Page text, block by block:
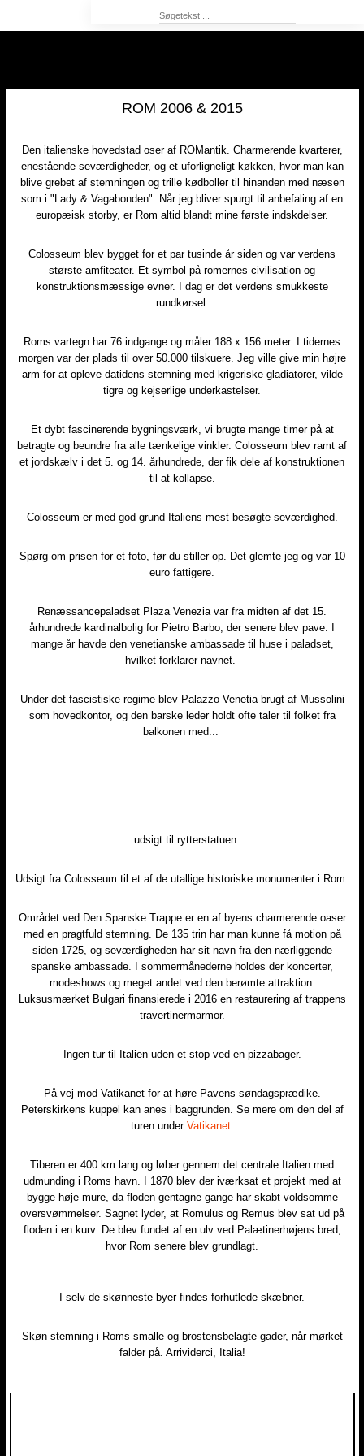
ROM 2006 & 2015
​Den italienske hovedstad oser af ROMantik. Charmerende kvarterer,
enestående seværdigheder, og et uforligneligt køkken, hvor man kan
blive grebet af stemningen og trille kødboller til hinanden med næsen
som i "Lady & Vagabonden". Når jeg bliver spurgt til anbefaling af en
europæisk storby, er Rom altid blandt mine første indskdelser.
Colosseum blev bygget for et par tusinde år siden og var verdens
største amfiteater. Et symbol på romernes civilisation og
konstruktionsmæssige evner. I dag er det verdens smukkeste
rundkørsel.
Roms vartegn har 76 indgange og måler 188 x 156 meter. I tidernes
morgen var der plads til over 50.000 tilskuere. Jeg ville give min højre
arm for at opleve datidens stemning med krigeriske gladiatorer, vilde
tigre og kejserlige underkastelser.
Et dybt fascinerende bygningsværk, vi brugte mange timer på at
betragte og beundre fra alle tænkelige vinkler. Colosseum blev ramt af
et jordskælv i det 5. og 14. århundrede, der fik dele af konstruktionen
til at kollapse.
Colosseum er med god grund Italiens mest besøgte seværdighed.
Spørg om prisen for et foto, før du stiller op. Det glemte jeg og var 10
euro fattigere.
Renæssancepaladset Plaza Venezia var fra midten af det 15.
århundrede kardinalbolig for Pietro Barbo, der senere blev pave. I
mange år havde den venetianske ambassade til huse i paladset,
hvilket forklarer navnet.
​Under det fascistiske regime blev Palazzo Venetia brugt af Mussolini
som hovedkontor, og den barske leder holdt ofte taler til folket fra
balkonen med...
​...udsigt til rytterstatuen.
Udsigt fra Colosseum til et af de utallige historiske monumenter i Rom.
Området ved Den Spanske Trappe er en af byens charmerende oaser
med en pragtfuld stemning. De 135 trin har man kunne få motion på
siden 1725, og seværdigheden har sit navn fra den nærliggende
spanske ambassade. I sommermånederne holdes der koncerter,
modeshows og meget andet ved den berømte attraktion.
Luksusmærket Bulgari finansierede i 2016 en restaurering af trappens
travertinermarmor.
​Ingen tur til Italien uden et stop ved en pizzabager.
På vej mod Vatikanet for at høre Pavens søndagsprædike.
Peterskirkens kuppel kan anes i baggrunden. Se mere om den del af
turen under Vatikanet.
Tiberen er 400 km lang og løber gennem det centrale Italien med
udmunding i Roms havn. I 1870 blev der iværksat et projekt med at
bygge høje mure, da floden gentagne gange har skabt voldsomme
oversvømmelser. Sagnet lyder, at Romulus og Remus blev sat ud på
floden i en kurv. De blev fundet af en ulv ved Palætinerhøjens bred,
hvor Rom senere blev grundlagt.
I selv de skønneste byer findes forhutlede skæbner.
​Skøn stemning i Roms smalle og brostensbelagte gader, når mørket
falder på. Arrividerci, Italia!